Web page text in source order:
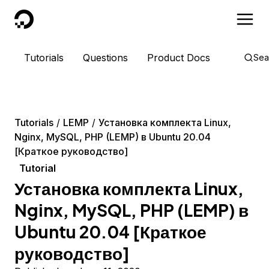
DigitalOcean
Tutorials Questions Product Docs
Tutorials LEMP
Установка комплекта Linux,
Nginx, MySQL, PHP (LEMP) в Ubuntu 20.04
[Краткое руководство]
Tutorial
Установка комплекта Linux,
Nginx, MySQL, PHP (LEMP) в
Ubuntu 20.04 [Краткое
руководство]